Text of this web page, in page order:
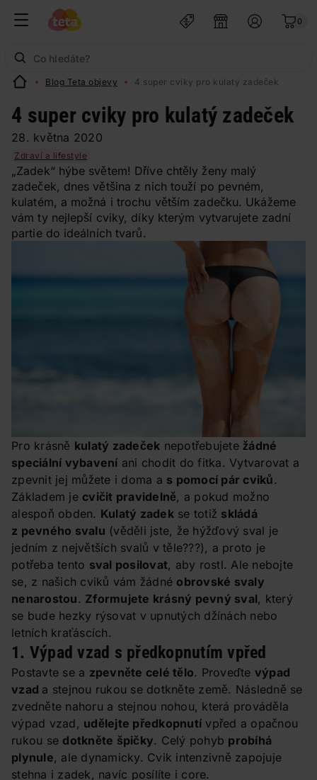
0
Blog Teta objevy 4 super cviky pro kulatý zadeček
4 super cviky pro kulatý zadeček
28. května 2020
Zdraví a lifestyle
„Zadek“ hýbe světem! Dříve chtěly ženy malý
zadeček, dnes většina z nich touží po pevném,
kulatém, a možná i trochu větším zadečku. Ukážeme
vám ty nejlepší cviky, díky kterým vytvarujete zadní
partie do ideálních tvarů.
Pro krásně kulatý zadeček nepotřebujete žádné
speciální vybavení ani chodit do fitka. Vytvarovat a
zpevnit jej můžete i doma a s pomocí pár cviků.
Základem je cvičit pravidelně, a pokud možno
alespoň obden. Kulatý zadekse totiž skládá
z pevného svalu (věděli jste, že hýžďový sval je
jedním z největších svalů v těle???), a proto je
potřeba tento sval posilovat, aby rostl. Ale nebojte
se, z našich cviků vám žádné obrovské svaly
nenarostou. Zformujete krásný pevný sval, který
se bude hezky rýsovat v upnutých džínách nebo
letních kraťáscích.
1. Výpad vzad s předkopnutím vpřed
Postavte se a zpevněte celé tělo. Proveďte výpad
vzad a stejnou rukou se dotkněte země. Následně se
zvedněte nahoru a stejnou nohou, která prováděla
výpad vzad, udělejte předkopnutí vpřed a opačnou
rukou se dotkněte špičky. Celý pohyb probíhá
plynule, ale dynamicky. Cvik intenzivně zapojuje
stehna i zadek, navíc posílíte i core.